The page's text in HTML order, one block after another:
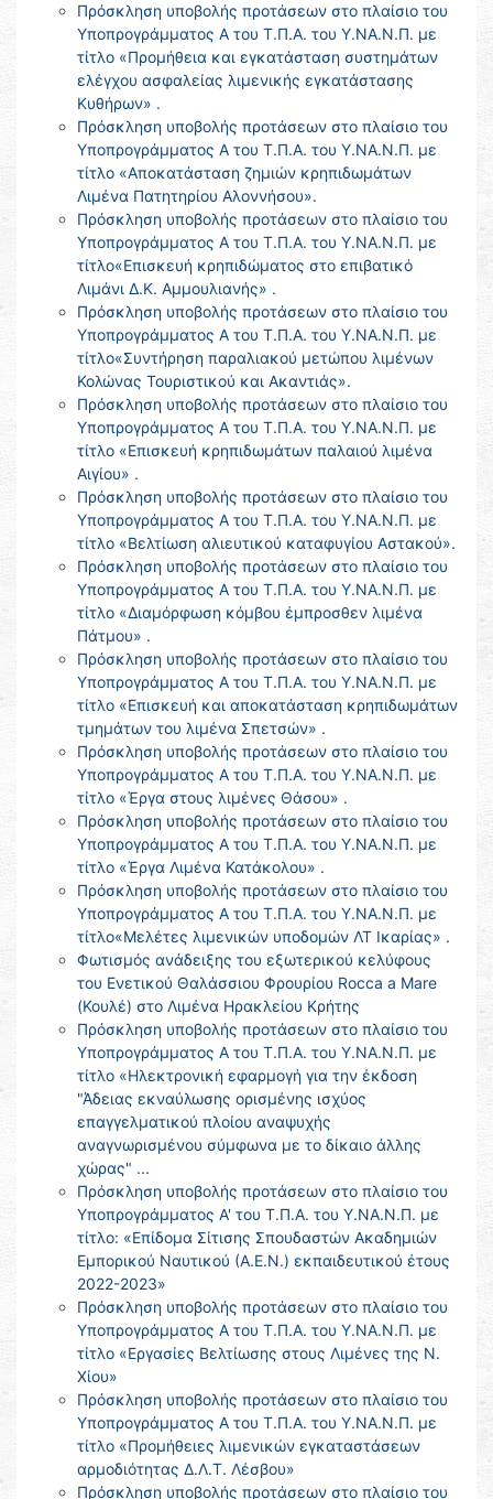
Πρόσκληση υποβολής προτάσεων στο πλαίσιο του
Υποπρογράμματος Α του Τ.Π.Α. του Υ.ΝΑ.Ν.Π. με
τίτλο «Προμήθεια και εγκατάσταση συστημάτων
ελέγχου ασφαλείας λιμενικής εγκατάστασης
Κυθήρων» .
Πρόσκληση υποβολής προτάσεων στο πλαίσιο του
Υποπρογράμματος Α του Τ.Π.Α. του Υ.ΝΑ.Ν.Π. με
τίτλο «Αποκατάσταση ζημιών κρηπιδωμάτων
Λιμένα Πατητηρίου Αλοννήσου».
Πρόσκληση υποβολής προτάσεων στο πλαίσιο του
Υποπρογράμματος Α του Τ.Π.Α. του Υ.ΝΑ.Ν.Π. με
τίτλο«Επισκευή κρηπιδώματος στο επιβατικό
Λιμάνι Δ.Κ. Αμμουλιανής» .
Πρόσκληση υποβολής προτάσεων στο πλαίσιο του
Υποπρογράμματος Α του Τ.Π.Α. του Υ.ΝΑ.Ν.Π. με
τίτλο«Συντήρηση παραλιακού μετώπου λιμένων
Κολώνας Τουριστικού και Ακαντιάς».
Πρόσκληση υποβολής προτάσεων στο πλαίσιο του
Υποπρογράμματος Α του Τ.Π.Α. του Υ.ΝΑ.Ν.Π. με
τίτλο «Επισκευή κρηπιδωμάτων παλαιού λιμένα
Αιγίου» .
Πρόσκληση υποβολής προτάσεων στο πλαίσιο του
Υποπρογράμματος Α του Τ.Π.Α. του Υ.ΝΑ.Ν.Π. με
τίτλο «Βελτίωση αλιευτικού καταφυγίου Αστακού».
Πρόσκληση υποβολής προτάσεων στο πλαίσιο του
Υποπρογράμματος Α του Τ.Π.Α. του Υ.ΝΑ.Ν.Π. με
τίτλο «Διαμόρφωση κόμβου έμπροσθεν λιμένα
Πάτμου» .
Πρόσκληση υποβολής προτάσεων στο πλαίσιο του
Υποπρογράμματος Α του Τ.Π.Α. του Υ.ΝΑ.Ν.Π. με
τίτλο «Επισκευή και αποκατάσταση κρηπιδωμάτων
τμημάτων του λιμένα Σπετσών» .
Πρόσκληση υποβολής προτάσεων στο πλαίσιο του
Υποπρογράμματος Α του Τ.Π.Α. του Υ.ΝΑ.Ν.Π. με
τίτλο «Έργα στους λιμένες Θάσου» .
Πρόσκληση υποβολής προτάσεων στο πλαίσιο του
Υποπρογράμματος Α του Τ.Π.Α. του Υ.ΝΑ.Ν.Π. με
τίτλο «Έργα Λιμένα Κατάκολου» .
Πρόσκληση υποβολής προτάσεων στο πλαίσιο του
Υποπρογράμματος Α του Τ.Π.Α. του Υ.ΝΑ.Ν.Π. με
τίτλο«Μελέτες λιμενικών υποδομών ΛΤ Ικαρίας» .
Φωτισμός ανάδειξης του εξωτερικού κελύφους
του Ενετικού Θαλάσσιου Φρουρίου Rocca a Mare
(Κουλέ) στο Λιμένα Ηρακλείου Κρήτης
Πρόσκληση υποβολής προτάσεων στο πλαίσιο του
Υποπρογράμματος Α του Τ.Π.Α. του Υ.ΝΑ.Ν.Π. με
τίτλο «Ηλεκτρονική εφαρμογή για την έκδοση
"Άδειας εκναύλωσης ορισμένης ισχύος
επαγγελματικού πλοίου αναψυχής
αναγνωρισμένου σύμφωνα με το δίκαιο άλλης
χώρας" ...
Πρόσκληση υποβολής προτάσεων στο πλαίσιο του
Υποπρογράμματος Α' του Τ.Π.Α. του Υ.ΝΑ.Ν.Π. με
τίτλο: «Επίδομα Σίτισης Σπουδαστών Ακαδημιών
Εμπορικού Ναυτικού (Α.Ε.Ν.) εκπαιδευτικού έτους
2022-2023»
Πρόσκληση υποβολής προτάσεων στο πλαίσιο του
Υποπρογράμματος Α του Τ.Π.Α. του Υ.ΝΑ.Ν.Π. με
τίτλο «Εργασίες Βελτίωσης στους Λιμένες της Ν.
Χίου»
Πρόσκληση υποβολής προτάσεων στο πλαίσιο του
Υποπρογράμματος Α του Τ.Π.Α. του Υ.ΝΑ.Ν.Π. με
τίτλο «Προμήθειες λιμενικών εγκαταστάσεων
αρμοδιότητας Δ.Λ.Τ. Λέσβου»
Πρόσκληση υποβολής προτάσεων στο πλαίσιο του